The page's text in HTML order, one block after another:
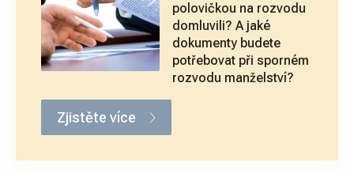
polovičkou na rozvodu
domluvili? A jaké
dokumenty budete
potřebovat při sporném
rozvodu manželství?
Zjistěte více